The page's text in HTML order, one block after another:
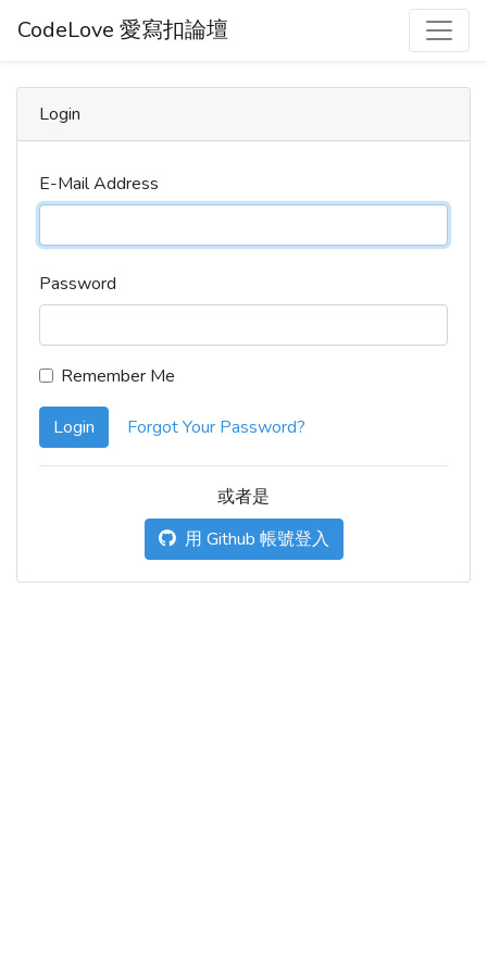
CodeLove 愛寫扣論壇
Login
E-Mail Address
Password
Remember Me
Login Forgot Your Password?
或者是
用 Github 帳號登入